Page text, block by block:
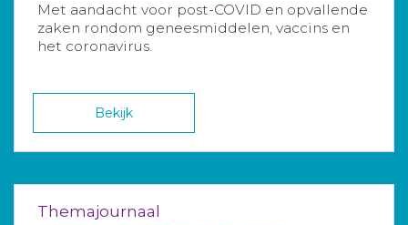
Met aandacht voor post-COVID en opvallende
zaken rondom geneesmiddelen, vaccins en
het coronavirus.
Bekijk
Themajournaal